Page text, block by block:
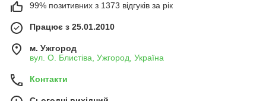
99% позитивних з 1373 відгуків за рік
Працює з 25.01.2010
м. Ужгород
вул. О. Блистіва, Ужгород, Україна
Контакти